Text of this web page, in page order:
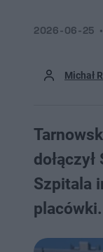
Michał
2026-06-25
Szpitala
placówki.